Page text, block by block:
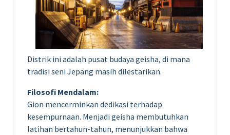
Distrik ini adalah pusat budaya geisha, di mana
tradisi seni Jepang masih dilestarikan.
Filosofi Mendalam:
Gion mencerminkan dedikasi terhadap
kesempurnaan. Menjadi geisha membutuhkan
latihan bertahun-tahun, menunjukkan bahwa